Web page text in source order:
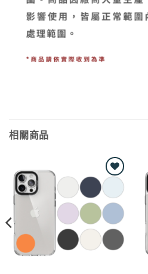
相關商品
Add to
wishlist